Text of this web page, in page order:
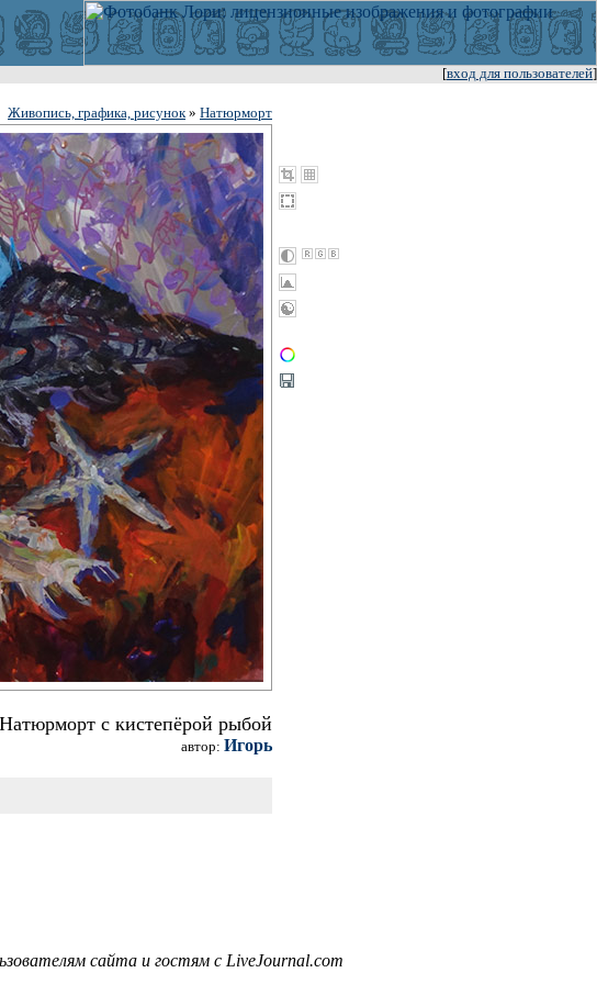
[вход для пользователей]
Живопись, графика, рисунок» Натюрморт
Натюрморт с кистепёрой рыбой
автор: Игорь
сайта и гостям с LiveJournal.com